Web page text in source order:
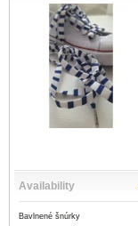
Availability
Bavlnené šnúrky